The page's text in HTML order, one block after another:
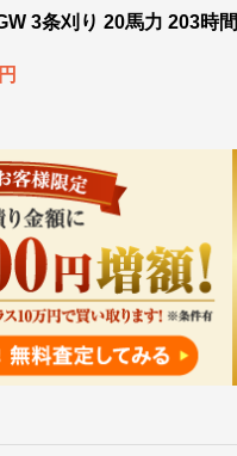
3条刈り 20馬力 203時間
円